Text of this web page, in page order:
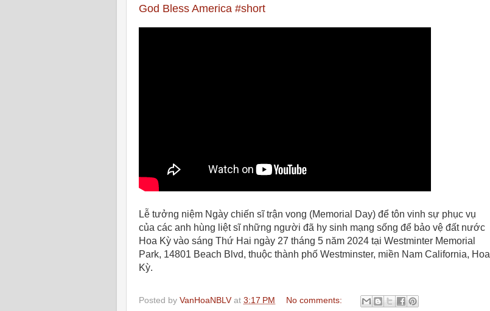
God Bless America #short
Lễ tưởng niệm Ngày chiến sĩ trận vong (Memorial Day) để tôn vinh sự phục vụ
của các anh hùng liệt sĩ những người đã hy sinh mạng sống để bảo vệ đất nước
Hoa Kỳ vào sáng Thứ Hai ngày 27 tháng 5 năm 2024 tại Westminter Memorial
Park, 14801 Beach Blvd, thuộc thành phố Westminster, miền Nam California, Hoa
Kỳ.
Posted by VanHoaNBLV at 3:17 PM No comments: